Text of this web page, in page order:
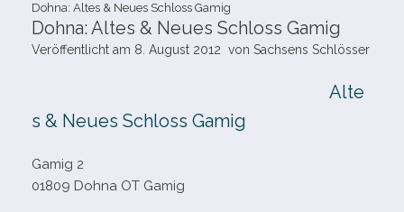
Dohna: Altes & Neues Schloss Gamig
Dohna: Altes & Neues Schloss Gamig
Veröffentlicht am 8. August 2012 von Sachsens Schlösser
Alte
s & Neues Schloss Gamig
Gamig 2
01809 Dohna OT Gamig